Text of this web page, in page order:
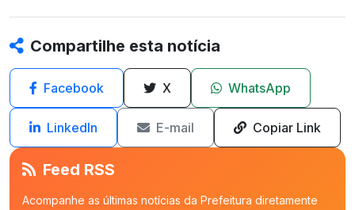
Compartilhe esta notícia
Facebook X WhatsApp
LinkedIn E-mail Copiar Link
Feed RSS
Acompanhe as últimas notícias da Prefeitura diretamente